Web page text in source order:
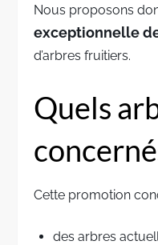
Nous proposons
exceptionnelle
d’arbres fruitiers.
Quels
Cette promotion
des arbres